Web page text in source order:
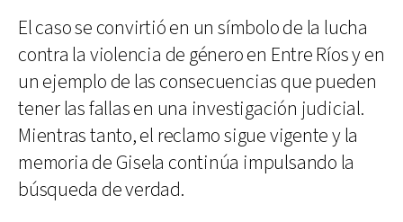
El caso se convirtió en un símbolo de la lucha
contra la violencia de género en Entre Ríos y en
un ejemplo de las consecuencias que pueden
tener las fallas en una investigación judicial.
Mientras tanto, el reclamo sigue vigente y la
memoria de Gisela continúa impulsando la
búsqueda de verdad.